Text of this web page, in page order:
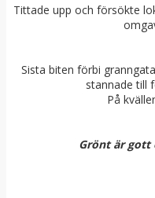
Tittade upp och försökte
Sista biten förbi
stannade till
På
Grönt är gott